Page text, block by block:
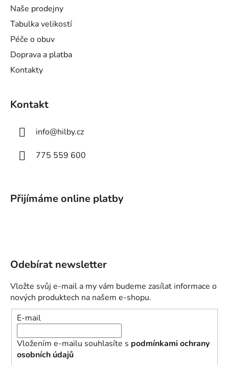
Naše prodejny
Tabulka velikostí
Péče o obuv
Doprava a platba
Kontakty
Kontakt
info@hilby.cz
775 559 600
Přijímáme online platby
Odebírat newsletter
Vložte svůj e-mail a my vám budeme zasílat informace o
nových produktech na našem e-shopu.
E-mail
Vložením e-mailu souhlasíte s podmínkami ochrany
osobních údajů